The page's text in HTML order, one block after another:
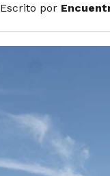
Escrito por